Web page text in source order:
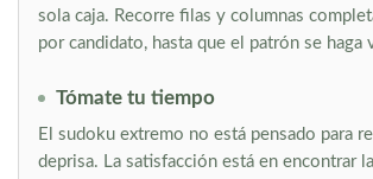
sola caja. Recorre filas y columnas
por candidato, hasta que el patrón se haga
Tómate tu tiempo
El sudoku extremo no está pensado para
deprisa. La satisfacción está en encontrar